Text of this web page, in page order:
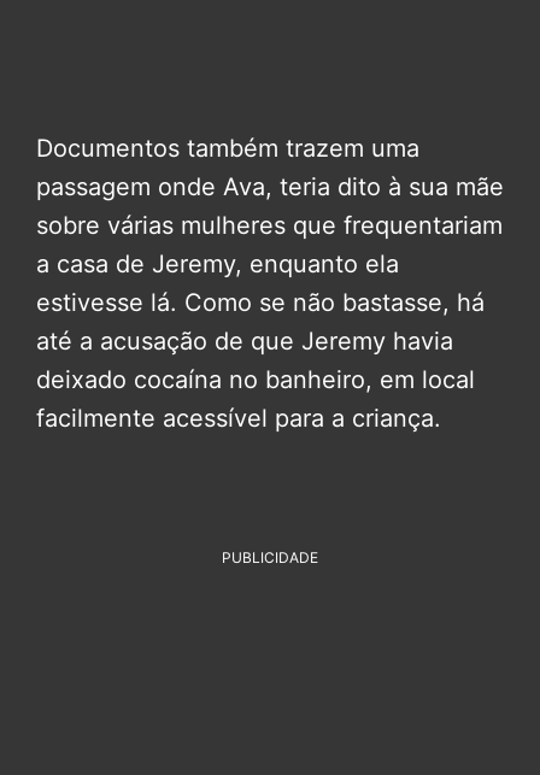
Documentos também trazem uma
passagem onde Ava, teria dito à sua mãe
sobre várias mulheres que frequentariam
a casa de Jeremy, enquanto ela
estivesse lá. Como se não bastasse, há
até a acusação de que Jeremy havia
deixado cocaína no banheiro, em local
facilmente acessível para a criança.
PUBLICIDADE